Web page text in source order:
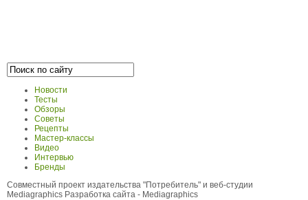
Новости
Тесты
Обзоры
Советы
Рецепты
Мастер-классы
Видео
Интервью
Бренды
Совместный проект издательства "Потребитель" и веб-студии
Mediagraphics Разработка сайта - Mediagraphics